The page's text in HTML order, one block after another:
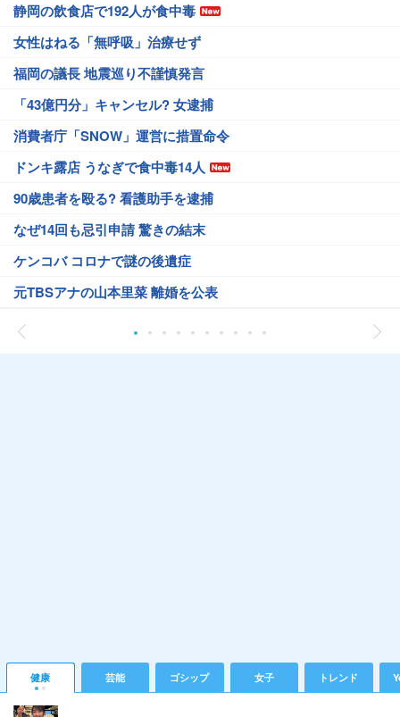
静岡の飲食店で192人が食中毒
女性はねる「無呼吸」治療せず
福岡の議長 地震巡り不謹慎発言
「43億円分」キャンセル? 女逮捕
消費者庁「SNOW」運営に措置命令
ドンキ露店 うなぎで食中毒14人
90歳患者を殴る? 看護助手を逮捕
なぜ14回も忌引申請 驚きの結末
ケンコバ コロナで謎の後遺症
元TBSアナの山本里菜 離婚を公表
健康 芸能 ゴシップ 女子 トレンド